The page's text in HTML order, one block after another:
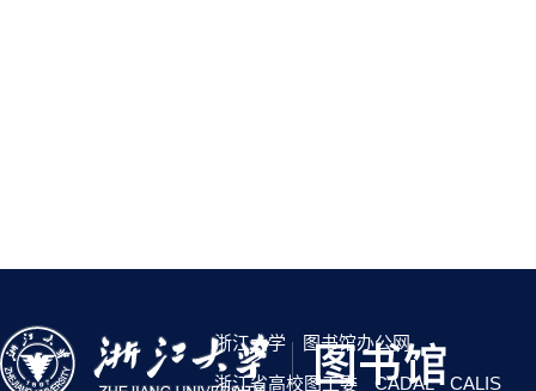
浙江大学
图书馆办公网
浙江省高校图工委
CADAL CALIS